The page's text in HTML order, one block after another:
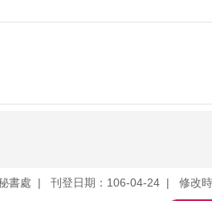
書處 刊登日期：106-04-24 修改